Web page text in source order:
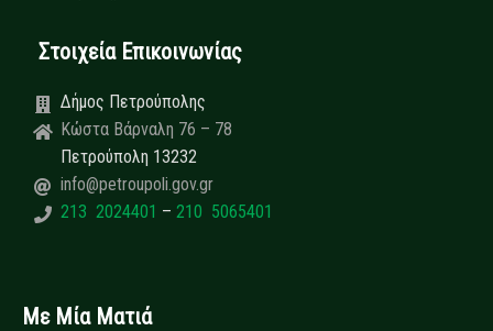
Στοιχεία Επικοινωνίας
Δήμος Πετρούπολης
Κώστα Βάρναλη 76 – 78
Πετρούπολη 13232
info@petroupoli.gov.gr
213 2024401 – 210 5065401
Με Μία Ματιά